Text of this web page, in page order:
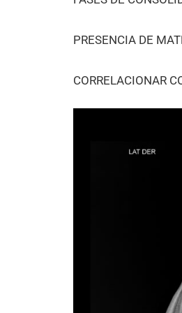
PRESENCIA DE
CORRELACIONAR